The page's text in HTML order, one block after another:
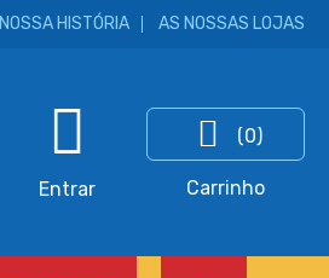
NOSSA HISTÓRIA AS NOSSAS LOJAS
Entrar
(0)
Carrinho